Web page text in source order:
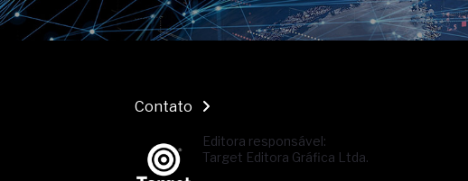
Contato
Editora responsável:
Target Editora Gráfica Ltda.